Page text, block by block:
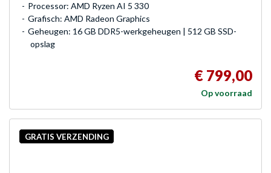
Processor: AMD Ryzen AI 5 330
Grafisch: AMD Radeon Graphics
Geheugen: 16 GB DDR5-werkgeheugen | 512 GB SSD-
opslag
€ 799,00
Op voorraad
GRATIS VERZENDING